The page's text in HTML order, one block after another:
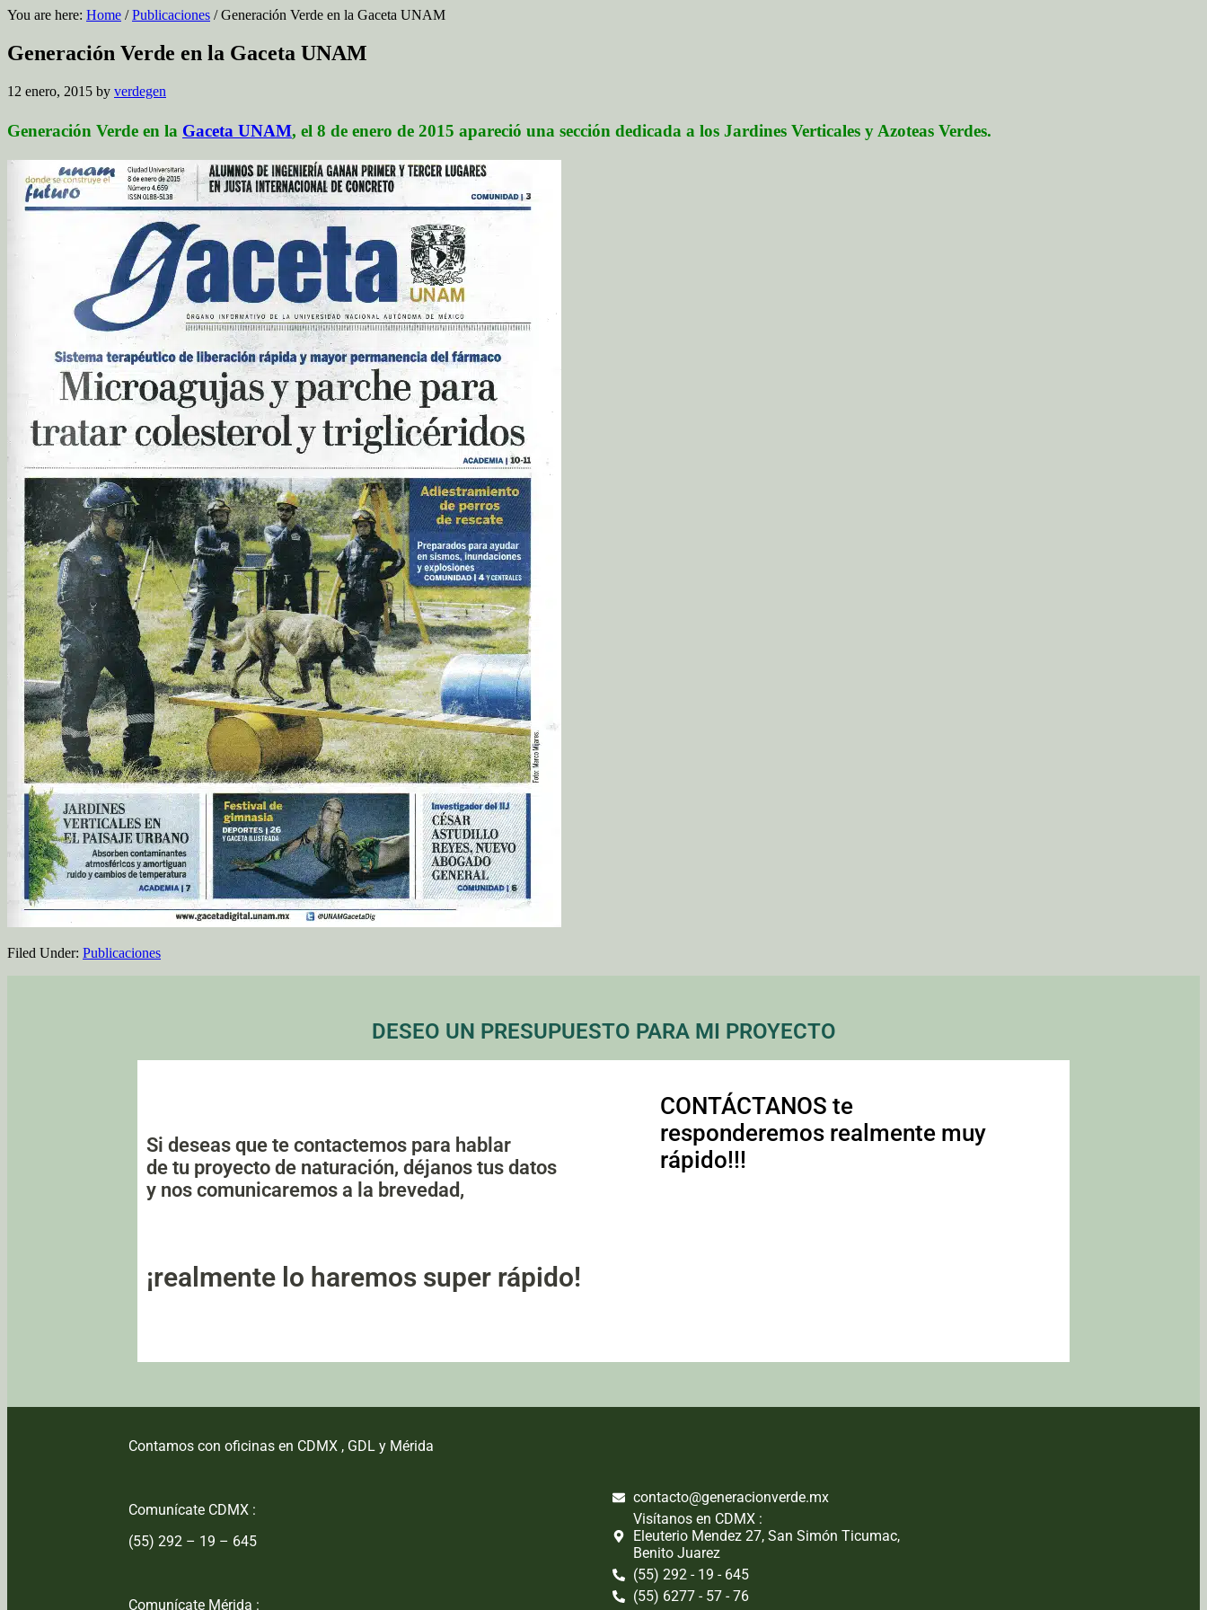
You are here: Home / Publicaciones /Generación Verde en la Gaceta UNAM
Generación Verde en la Gaceta UNAM
12 enero, 2015 by verdegen
Generación Verde en la Gaceta UNAM, el 8 de enero de 2015 apareció una sección dedicada a los Jardines Verticales y Azoteas Verdes.
Filed Under: Publicaciones
DESEO UN PRESUPUESTO PARA MI PROYECTO
Si deseas que te contactemos para hablar
de tu proyecto de naturación, déjanos tus datos
y nos comunicaremos a la brevedad,
¡realmente lo haremos super rápido!
CONTÁCTANOS te
responderemos realmente muy
rápido!!!
Contamos con oficinas en CDMX , GDL y Mérida
Comunícate CDMX :
(55) 292 – 19 – 645
Comunícate Mérida :
contacto@generacionverde.mx
Visítanos en CDMX :
Eleuterio Mendez 27, San Simón Ticumac,
Benito Juarez
(55) 292 - 19 - 645
(55) 6277 - 57 - 76